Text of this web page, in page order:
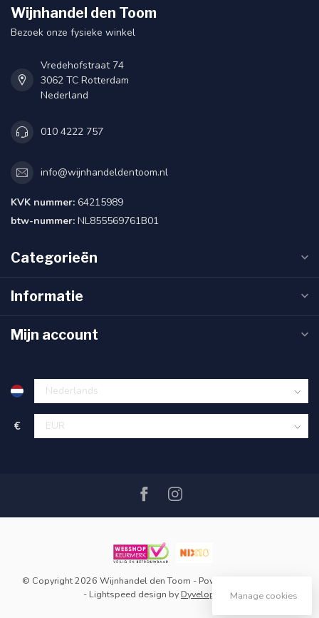
Wijnhandel den Toom
Bezoek onze fysieke winkel
Vredehofstraat 74
3062 TC Rotterdam
Nederland
010 4222 757
info@wijnhandeldentoom.nl
KVK nummer: 64215989
btw-nummer: NL855569761B01
Categorieën
Informatie
Mijn account
€
© Copyright 2026 Wijnhandel den Toom - Powered by
- Lightspeed design by DyvelopmentManage cookies